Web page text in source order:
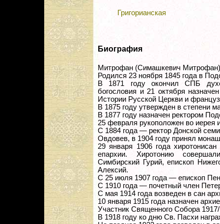
Григорианская
Биография
Митрофан (Симашкевич
Родился 23 ноября 1845 года в
В 1871 году окончил СПБ
богословия и 21 октября
Истории Русской Церкви и
В 1875 году утвержден в степени
В 1877 году назначен ректором
25 февраля рукоположен во иерея
С 1884 года — ректор Донской
Овдовев, в 1904 году принял
29 января 1906 года
епархии. Хиротонию
Симбирский Гурий, епископ
Алексий.
С 25 июля 1907 года — епископ
С 1910 года — почетный член
С мая 1914 года возведен в сан
10 января 1915 года назначен
Участник Священного Собора 1917/
В 1918 году ко дню Св. Пасхи